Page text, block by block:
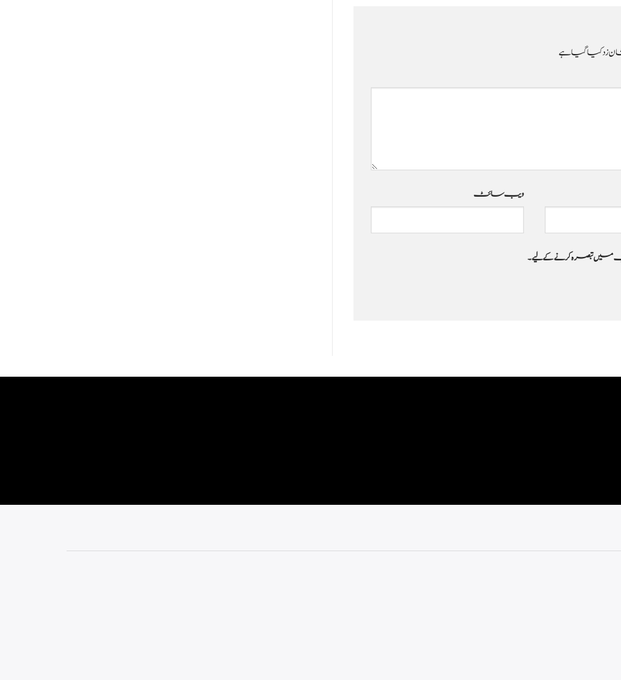
زد کیا گیا ہے
ویب‌ سائٹ
جب میں تبصرہ کرنے کےلیے۔